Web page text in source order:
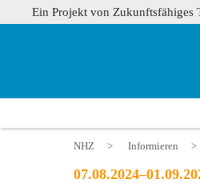
Ein Projekt von Zukunftsfähiges
NHZ > Informieren >